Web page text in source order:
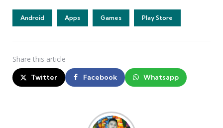
Android Apps Games Play Store
Share this article
Twitter Facebook Whatsapp